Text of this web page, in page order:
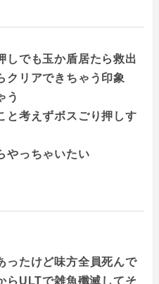
しでも玉か盾居たら救出
クリアできちゃう印象
う
と考えずボスごり押しす
やっちゃいたい
ったけど味方全員死んで
らULTで雑魚殲滅してそ